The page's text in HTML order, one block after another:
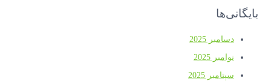
بایگانی‌ها
دسامبر 2025
نوامبر 2025
سپتامبر 2025